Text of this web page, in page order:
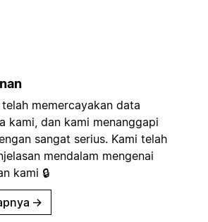
memercayakan data
kami, dan kami menanggapi
sangat serius. Kami telah
mendalam mengenai
kami 🔒
→